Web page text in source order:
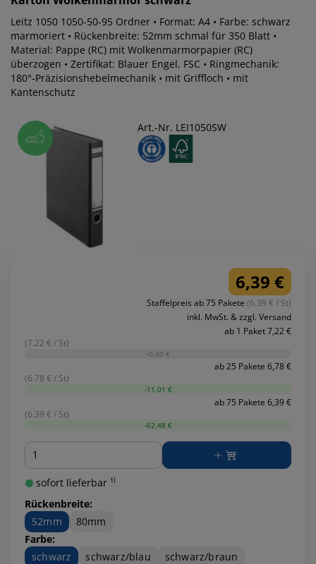
Leitz 1050 1050-50-95 Ordner • Format: A4 • Farbe: schwarz
marmoriert • Rückenbreite: 52mm schmal für 350 Blatt •
Material: Pappe (RC) mit Wolkenmarmorpapier (RC)
überzogen • Zertifikat: Blauer Engel, FSC • Ringmechanik:
180°-Präzisionshebelmechanik • mit Griffloch • mit
Kantenschutz
Art.-Nr. LEI1050SW
6,39 €
Staffelpreis ab 75 Pakete (6.39 € / St)
inkl. MwSt. & zzgl. Versand
ab 1 Paket 7,22 €
(7.22 € / St)
-0,00 €
ab 25 Pakete 6,78 €
(6.78 € / St)
-11,01 €
ab 75 Pakete 6,39 €
(6.39 € / St)
-62,48 €
Menge
sofort lieferbar ¹⁾
Rückenbreite:
52mm
80mm
Farbe:
schwarz
schwarz/blau
schwarz/braun